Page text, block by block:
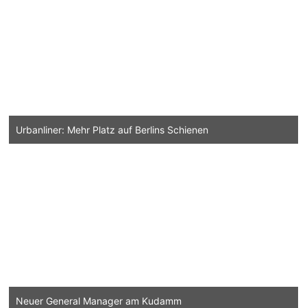
Urbanliner: Mehr Platz auf Berlins Schienen
Neuer General Manager am Kudamm